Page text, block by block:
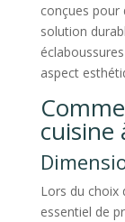
conçues pour
solution
aspect
cuisine
Lors du choix
essentiel de